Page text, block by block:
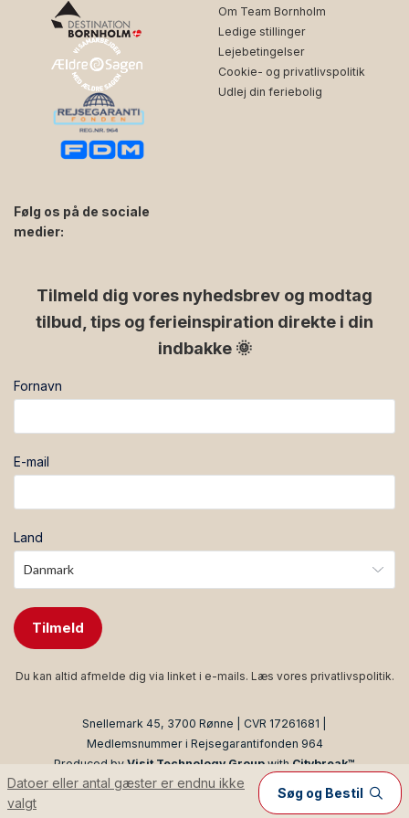
Datoer eller antal gæster er endnu ikke
valgt
Søg og Bestil
Følg os på de sociale
medier:
Om Team Bornholm
Ledige stillinger
Lejebetingelser
Cookie- og privatlivspolitik
Udlej din feriebolig
Tilmeld dig vores nyhedsbrev og modtag
tilbud, tips og ferieinspiration direkte i din
indbakke 🌞
Fornavn
E-mail
Land
Tilmeld
Du kan altid afmelde dig via linket i e-mails. Læs vores privatlivspolitik.
Snellemark 45, 3700 Rønne | CVR 17261681 |
Medlemsnummer i Rejsegarantifonden 964
Produced by Visit Technology Group with Citybreak™
Information & Reservation System